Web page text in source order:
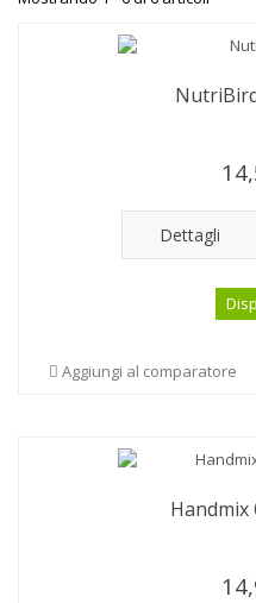
Dettagli
Aggiungi al comparatore
Handmix